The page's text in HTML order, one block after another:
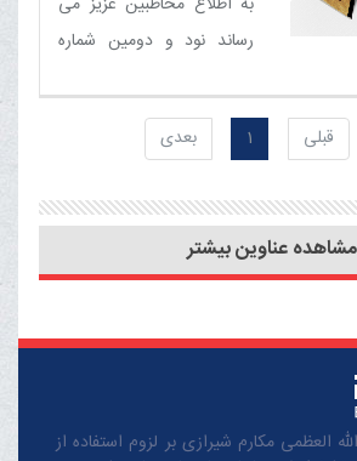
رساند نود و دومین شماره
منتشر شد
قبلی 1 بعدی
مشاهده عناوین بیشتر
العظمی مکارم شیرازی بر لزوم استفاده از